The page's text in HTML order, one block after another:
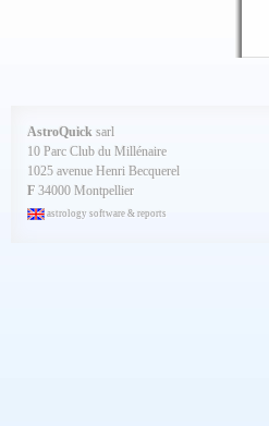
AstroQuick sarl
10 Parc Club du Millénaire
1025 avenue Henri Becquerel
F 34000 Montpellier
astrology software & reports